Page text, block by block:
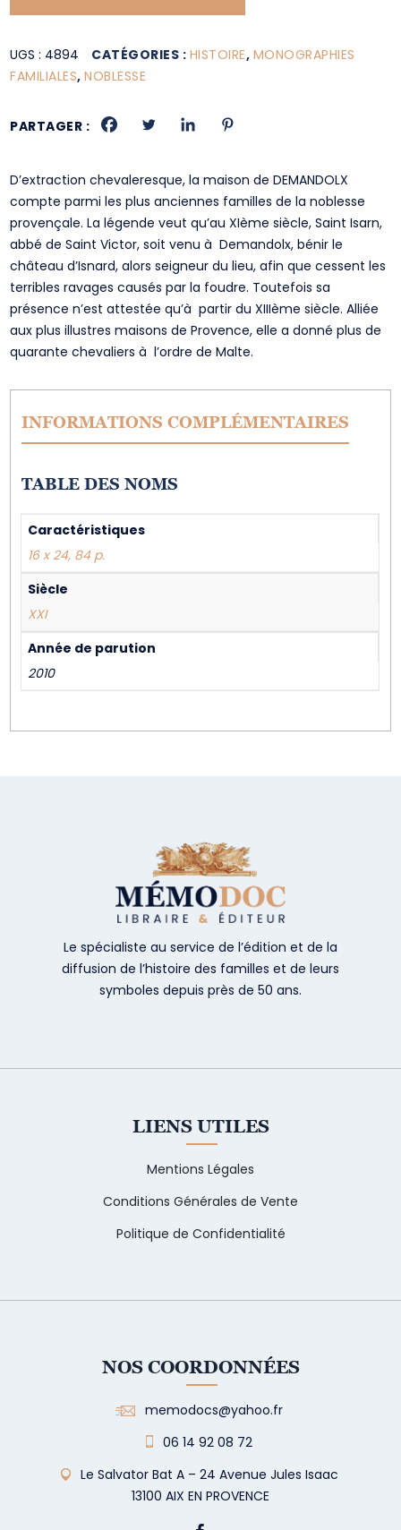
UGS : 4894 CATÉGORIES : HISTOIRE, MONOGRAPHIES
FAMILIALES,NOBLESSE
PARTAGER :
D’extraction chevaleresque, la maison de DEMANDOLX
compte parmi les plus anciennes familles de la noblesse
provençale. La légende veut qu’au XIème siècle, Saint Isarn,
abbé de Saint Victor, soit venu à Demandolx, bénir le
château d’Isnard, alors seigneur du lieu, afin que cessent les
terribles ravages causés par la foudre. Toutefois sa
présence n’est attestée qu’à partir du XIIIème siècle. Alliée
aux plus illustres maisons de Provence, elle a donné plus de
quarante chevaliers à l’ordre de Malte.
INFORMATIONS COMPLÉMENTAIRES
TABLE DES NOMS
Caractéristiques
16 x 24, 84 p.
Siècle
XXI
Année de parution
2010
Le spécialiste au service de l’édition et de la
diffusion de l’histoire des familles et de leurs
symboles depuis près de 50 ans.
LIENS UTILES
Mentions Légales
Conditions Générales de Vente
Politique de Confidentialité
NOS COORDONNÉES
memodocs@yahoo.fr
06 14 92 08 72
Le Salvator Bat A – 24 Avenue Jules Isaac
13100 AIX EN PROVENCE